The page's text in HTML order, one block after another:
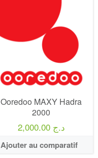
Ooredoo MAXY Hadra
2000
2,000.00 د.ج
Ajouter au comparatif